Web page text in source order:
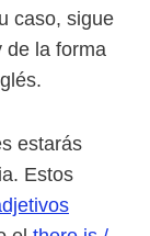
caso, sigue
de la forma
estarás
Estos